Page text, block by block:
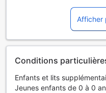
Afficher
Conditions
Enfants et lits
Jeunes enfants de 0 à 0